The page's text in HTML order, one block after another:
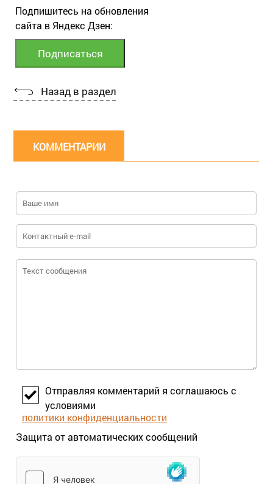
Подпишитесь на обновления
сайта в Яндекс Дзен:
Назад в раздел
КОММЕНТАРИИ
Отправляя комментарий я соглашаюсь с
условиями
политики конфиденциальности
Защита от автоматических сообщений